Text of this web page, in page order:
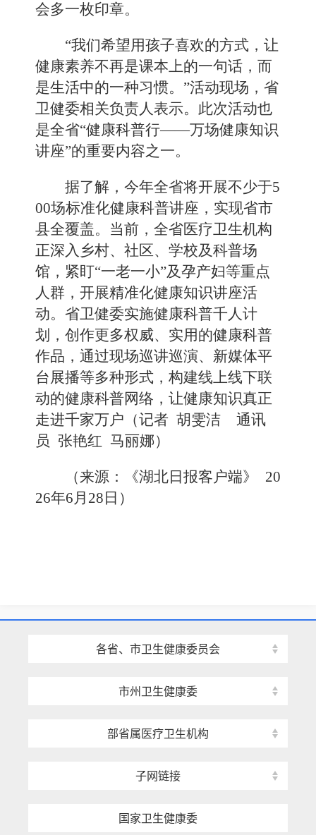
会多一枚印章。
“我们希望用孩子喜欢的方式，让
健康素养不再是课本上的一句话，而
是生活中的一种习惯。”活动现场，省
卫健委相关负责人表示。此次活动也
是全省“健康科普行——万场健康知识
讲座”的重要内容之一。
据了解，今年全省将开展不少于5
00场标准化健康科普讲座，实现省市
县全覆盖。当前，全省医疗卫生机构
正深入乡村、社区、学校及科普场
馆，紧盯“一老一小”及孕产妇等重点
人群，开展精准化健康知识讲座活
动。省卫健委实施健康科普千人计
划，创作更多权威、实用的健康科普
作品，通过现场巡讲巡演、新媒体平
台展播等多种形式，构建线上线下联
动的健康科普网络，让健康知识真正
走进千家万户 （记者 胡雯洁 通讯
员 张艳红 马丽娜）
（来源：《湖北日报客户端》
20
26年6月28日 ）
各省、市卫生健康委员会
市州卫生健康委
部省属医疗卫生机构
子网链接
国家卫生健康委